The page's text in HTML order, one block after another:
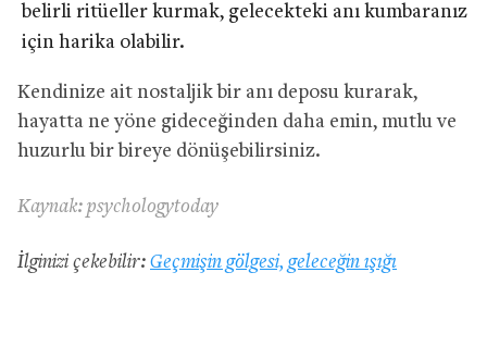
belirli ritüeller kurmak, gelecekteki anı kumbaranız
için harika olabilir.
Kendinize ait nostaljik bir anı deposu kurarak,
hayatta ne yöne gideceğinden daha emin, mutlu ve
huzurlu bir bireye dönüşebilirsiniz.
Kaynak: psychologytoday
İlginizi çekebilir: Geçmişin gölgesi, geleceğin ışığı